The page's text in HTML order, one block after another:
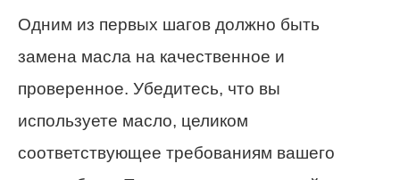
Одним из первых шагов должно быть
замена масла на качественное и
проверенное. Убедитесь, что вы
используете масло, целиком
соответствующее требованиям вашего